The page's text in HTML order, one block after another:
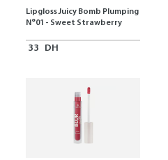
Lipgloss Juicy Bomb Plumping
N°01 - Sweet Strawberry
33 DH